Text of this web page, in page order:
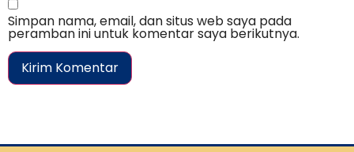
Simpan nama, email, dan situs web saya pada
peramban ini untuk komentar saya berikutnya.